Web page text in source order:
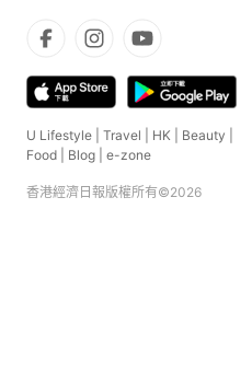
U Lifestyle Travel HK Beauty
Food
Blog e-zone
香港經濟日報版權所有©2026